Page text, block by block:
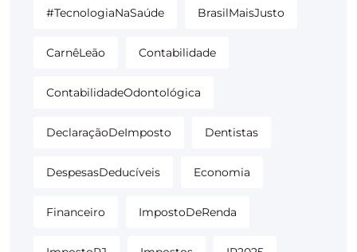
#TecnologiaNaSaúde BrasilMaisJusto
CarnêLeão Contabilidade
ContabilidadeOdontológica
DeclaraçãoDeImposto Dentistas
DespesasDeducíveis Economia
Financeiro ImpostoDeRenda